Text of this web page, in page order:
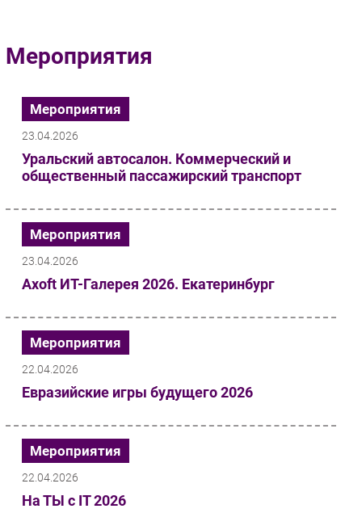
Импорто­замещение
Автоматизация Промышленности
Интернет
Мобильная связь
Фиксированная связь
Интеграция
Рынок ПК
Маркетинг
Торговые сети
ПО
Кадры
Регулирование
Финансы
Web
CIO/Управление ИТ
Гаджеты
Здоровье
Мероприятия
Мероприятия
23.04.2026
Уральский автосалон. Коммерческий и
общественный пассажирский транспорт
Мероприятия
23.04.2026
Axoft ИТ-Галерея 2026. Екатеринбург
Мероприятия
22.04.2026
Евразийские игры будущего 2026
Мероприятия
22.04.2026
На ТЫ с IT 2026